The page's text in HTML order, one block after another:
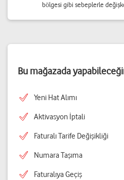
bölgesi gibi sebeplerle
Bu mağazada
Yeni Hat Alımı
Aktivasyon İptali
Faturalı Tarife Değişikliği
Numara Taşıma
Faturalıya Geçiş